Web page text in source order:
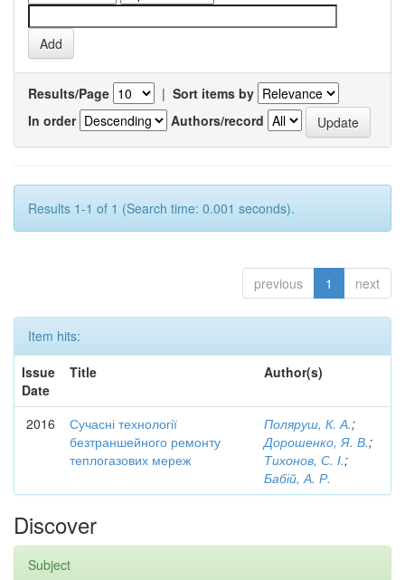
Results/Page | Sort items by
In order
Authors/record
Results 1-1 of 1 (Search time: 0.001 seconds).
previous 1 next
Item hits:
Issue
Date
Title Author(s)
2016
Сучасні технології
безтраншейного ремонту
теплогазових мереж
Поляруш, К. А.;
Дорошенко, Я. В.;
Тихонов, С. І.;
Бабій, А. Р.
Discover
Subject